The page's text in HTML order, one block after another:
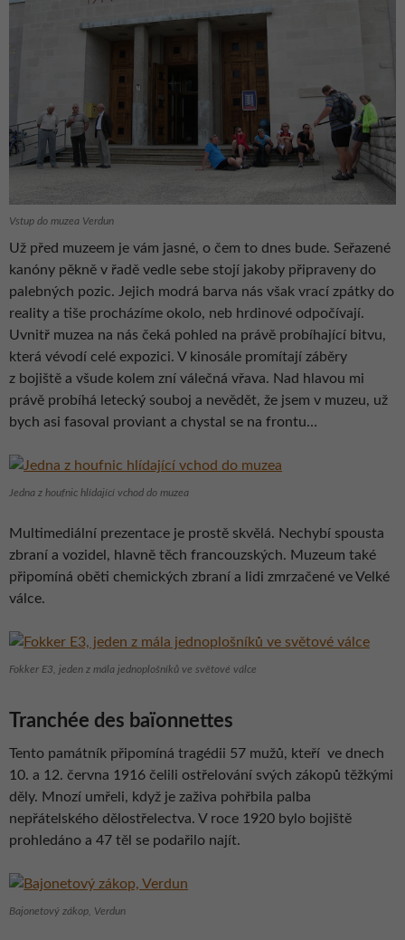
Vstup do muzea Verdun
Už před muzeem je vám jasné, o čem to dnes bude. Seřazené
kanóny pěkně v řadě vedle sebe stojí jakoby připraveny do
palebných pozic. Jejich modrá barva nás však vrací zpátky do
reality a tiše procházíme okolo, neb hrdinové odpočívají.
Uvnitř muzea na nás čeká pohled na právě probíhající bitvu,
která vévodí celé expozici. V kinosále promítají záběry
z bojiště a všude kolem zní válečná vřava. Nad hlavou mi
právě probíhá letecký souboj a nevědět, že jsem v muzeu, už
bych asi fasoval proviant a chystal se na frontu…
Jedna z houfnic hlídající vchod do muzea
Multimediální prezentace je prostě skvělá. Nechybí spousta
zbraní a vozidel, hlavně těch francouzských. Muzeum také
připomíná oběti chemických zbraní a lidi zmrzačené ve Velké
válce.
Fokker E3, jeden z mála jednoplošníků ve světové válce
Tranchée des baïonnettes
Tento památník připomíná tragédii 57 mužů, kteří ve dnech
10. a 12. června 1916 čelili ostřelování svých zákopů těžkými
děly. Mnozí umřeli, když je zaživa pohřbila palba
nepřátelského dělostřelectva. V roce 1920 bylo bojiště
prohledáno a 47 těl se podařilo najít.
Bajonetový zákop, Verdun